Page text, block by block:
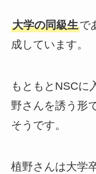
大学の同級生で
成しています。
もともとNSCに
野さんを誘う形
そうです。
植野さんは大学